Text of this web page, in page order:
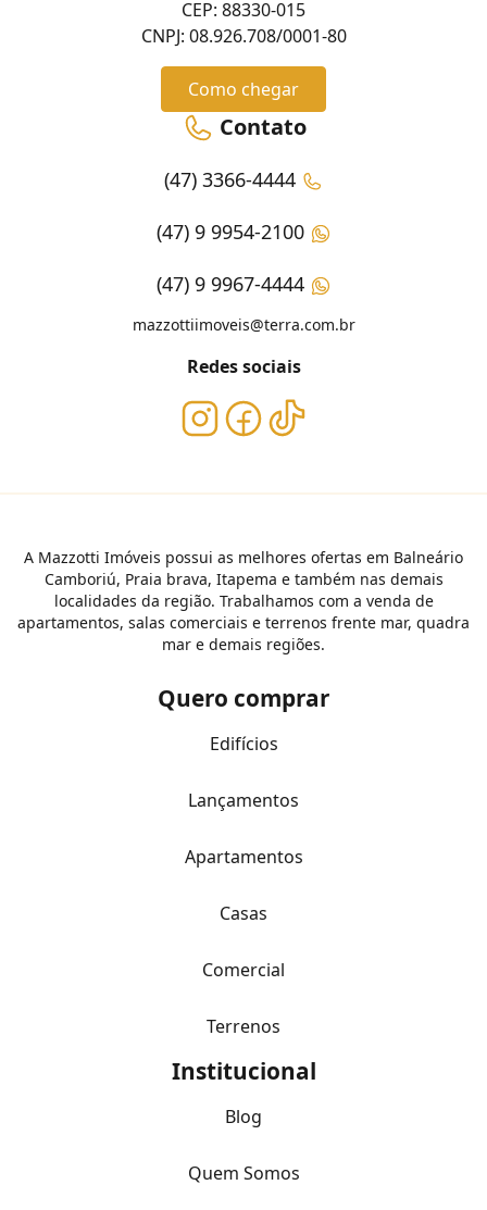
CEP: 88330-015
CNPJ: 08.926.708/0001-80
Como chegar
Contato
(47) 3366-4444
(47) 9 9954-2100
(47) 9 9967-4444
mazzottiimoveis@terra.com.br
Redes sociais
A Mazzotti Imóveis possui as melhores ofertas em Balneário
Camboriú, Praia brava, Itapema e também nas demais
localidades da região. Trabalhamos com a venda de
apartamentos, salas comerciais e terrenos frente mar, quadra
mar e demais regiões.
Quero comprar
Edifícios
Lançamentos
Apartamentos
Casas
Comercial
Terrenos
Institucional
Blog
Quem Somos